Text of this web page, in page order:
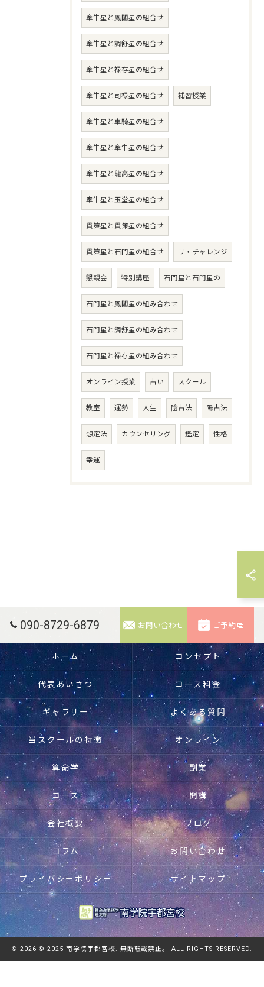
牽牛星と鳳閣星の組合せ
牽牛星と調舒星の組合せ
牽牛星と禄存星の組合せ
牽牛星と司禄星の組合せ 補習授業
牽牛星と車騎星の組合せ
牽牛星と牽牛星の組合せ
牽牛星と龍高星の組合せ
牽牛星と玉堂星の組合せ
貫策星と貫策星の組合せ
貫策星と石門星の組合せ リ・チャレンジ
懇親会 特別講座 石門星と石門星の
石門星と鳳閣星の組み合わせ
石門星と調舒星の組み合わせ
石門星と禄存星の組み合わせ
オンライン授業 占い スクール
教室 運勢 人生 陰占法 陽占法
想定法 カウンセリング 鑑定 性格
幸運
090-8729-6879 お問い合わせ ご予約
ホーム コンセプト
代表あいさつ コース料金
ギャラリー よくある質問
当スクールの特徴 オンライン
算命学 副業
コース 開講
会社概要 ブログ
コラム お問い合わせ
プライバシーポリシー サイトマップ
© 2026 © 2025 南学院宇都宮校. 無断転載禁止。 ALL RIGHTS RESERVED.